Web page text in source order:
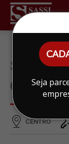
Seja
SALA
CENTRO